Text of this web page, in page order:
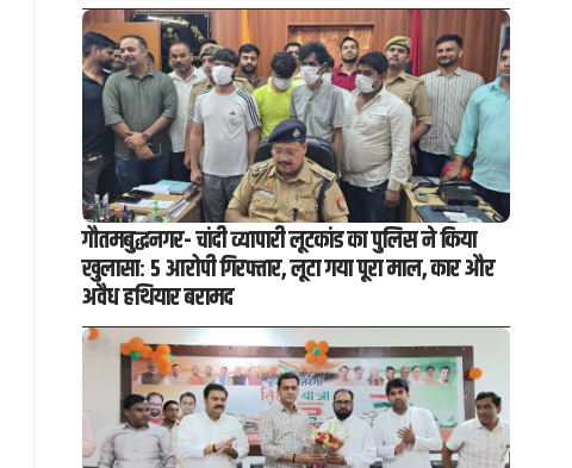
गौतमबुद्धनगर- चांदी व्यापारी लूटकांड का पुलिस ने किया
खुलासा: 5 आरोपी गिरफ्तार, लूटा गया पूरा माल, कार और
अवैध हथियार बरामद